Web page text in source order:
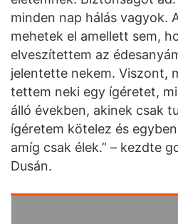
minden nap hálás vagyok.
mehetek el amellett sem,
elveszítettem az
jelentette nekem. Viszont,
tettem neki egy ígéretet,
álló években, akinek csak
ígéretem kötelez és
amíg csak élek.” – kezdte
Dusán.